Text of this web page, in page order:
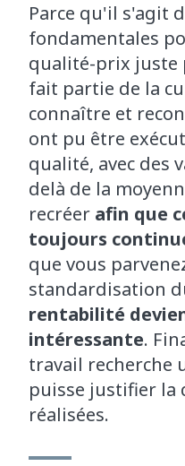
Parce qu'il s'agit
fondamentales
qualité-prix juste
fait partie de la
connaître et
ont pu être
qualité, avec des
delà de la
recréer afin que
toujours
que vous
standardisation
rentabilité
intéressante.
travail recherche
puisse justifier la
réalisées.